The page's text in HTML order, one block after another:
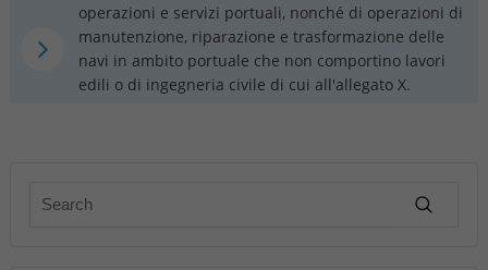
operazioni e servizi portuali, nonché di operazioni di
manutenzione, riparazione e trasformazione delle
navi in ambito portuale che non comportino lavori
edili o di ingegneria civile di cui all'allegato X.